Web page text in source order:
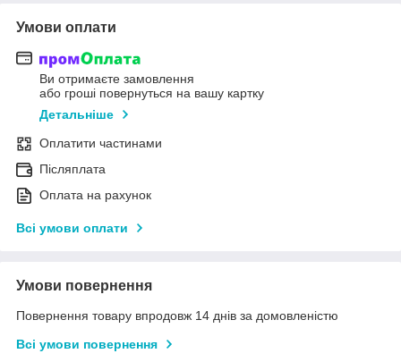
Умови оплати
Ви отримаєте замовлення
або гроші повернуться на вашу картку
Детальніше
Оплатити частинами
Післяплата
Оплата на рахунок
Всі умови оплати
Умови повернення
Повернення товару впродовж 14 днів за домовленістю
Всі умови повернення